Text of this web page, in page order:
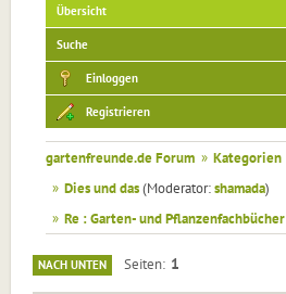
Übersicht
Suche
Einloggen
Registrieren
gartenfreunde.de Forum » Kategorien
» Dies und das(Moderator:shamada)
» Re : Garten- und Pflanzenfachbücher
NACH UNTEN Seiten 1